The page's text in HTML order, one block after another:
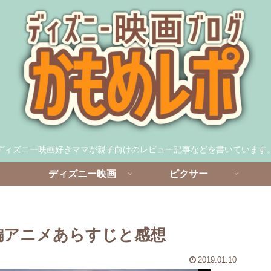
ィズニー映画好きママが親子向けのレビュー記事などを書いています。
ディズニー映画 ピクサー
ニメあらすじと感想
2019.01.10